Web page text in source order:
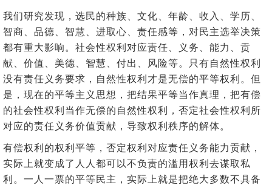
我们研究发现，选民的种族、文化、年龄、收入、学历、
智商、品德、智慧、进取心、责任感等，对民主选举决策
都有重大影响。社会性权利对应责任、义务、能力、贡
献、价值、美德、智慧、付出、风险等。只有自然性权利
没有责任义务要求，自然性权利才是无偿的平等权利。但
是，现在的平等主义思想，把结果平等当作真理，把有偿
的社会性权利当作无偿的自然性权利，否定社会性权利所
对应的责任义务价值贡献，导致权利秩序的解体。
有偿权利的权利平等，否定权利对应责任义务能力贡献，
实际上就变成了人人都可以不负责的滥用权利去谋取私
利。一人一票的平等民主，实际上就是把绝大多数不具备